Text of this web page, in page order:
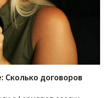
Сколько договоров